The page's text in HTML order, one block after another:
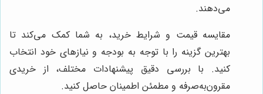
می‌دهند.
مقایسه قیمت و شرایط خرید، به شما کمک می‌کند تا
بهترین گزینه را با توجه به بودجه و نیازهای خود انتخاب
کنید. با بررسی دقیق پیشنهادات مختلف، از خریدی
مقرون‌به‌صرفه و مطمئن اطمینان حاصل کنید.